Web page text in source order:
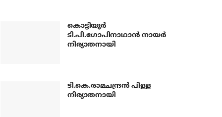
കൊട്ടിയൂര്‍
ടി.പി.ഗോപിനാഥാന്‍ നായര്‍
നിര്യാതനായി
ടി.കെ.രാമചന്ദ്രന്‍ പിള്ള
നിര്യാതനായി